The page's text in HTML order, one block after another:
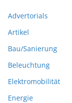
Advertorials
Artikel
Bau/Sanierung
Beleuchtung
Elektromobilität
Energie